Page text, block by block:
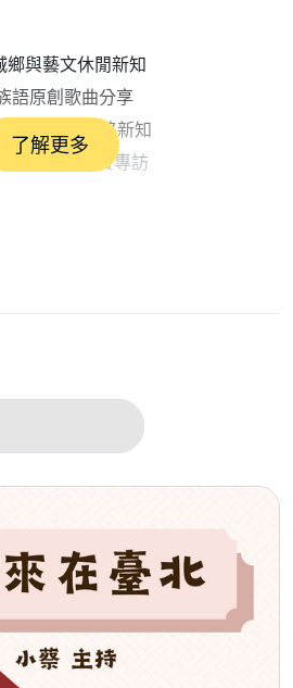
鄉與藝文休閒新知
語原創歌曲分享
生保健與網路新知
族各領域來賓專訪
、又不是沒有靈在看、唱我們的
最後的晚餐、我愛你
了解更多